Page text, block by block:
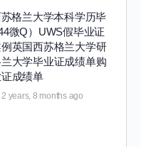
格兰大学本科学历毕
微Q）UWS假毕业证
英国西苏格兰大学研
大学毕业证成绩单购
成绩单
2 years, 8 months ago